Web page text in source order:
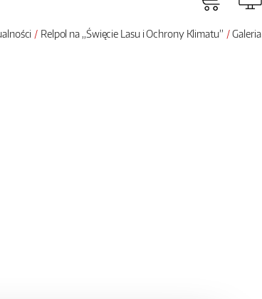
Relpol na „Święcie Lasu i Ochrony Klimatu” Galeria